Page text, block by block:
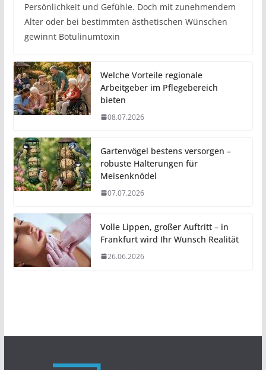
Persönlichkeit und Gefühle. Doch mit zunehmendem
Alter oder bei bestimmten ästhetischen Wünschen
gewinnt Botulinumtoxin
Welche Vorteile regionale
Arbeitgeber im Pflegebereich
bieten
08.07.2026
Gartenvögel bestens versorgen –
robuste Halterungen für
Meisenknödel
07.07.2026
Volle Lippen, großer Auftritt – in
Frankfurt wird Ihr Wunsch Realität
26.06.2026